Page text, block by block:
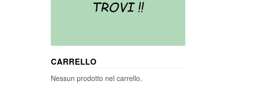
CARRELLO
Nessun prodotto nel carrello.